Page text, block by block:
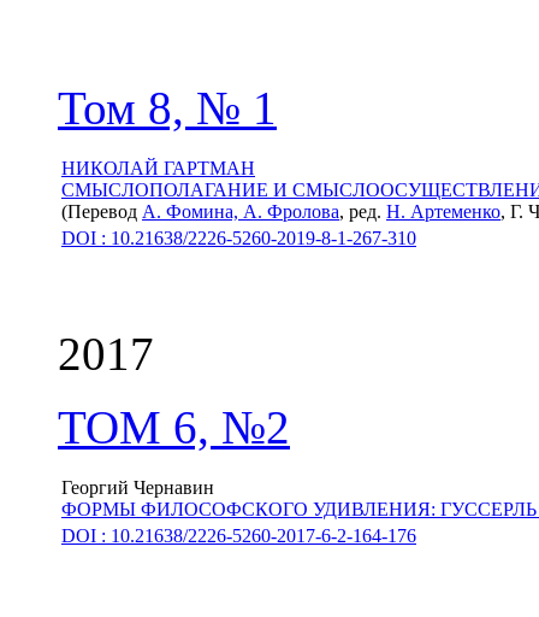
Том 8, № 1
НИКОЛАЙ ГАРТМАН
СМЫСЛОПОЛАГАНИЕ И
(Перевод А. Фомина, А. Фролова, ред. Н. Артеменко, Г.
DOI : 10.21638/2226-5260-2019-8-1-267-310
2017
ТОМ 6, №2
Георгий Чернавин
ФОРМЫ ФИЛОСОФСКОГО УДИВЛЕНИЯ:
DOI : 10.21638/2226-5260-2017-6-2-164-176